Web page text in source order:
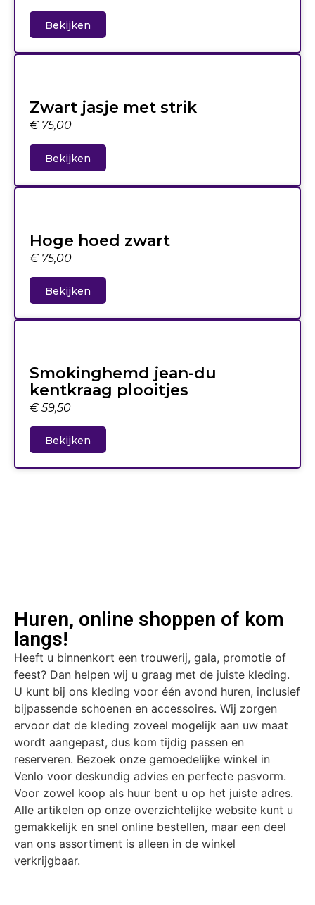
Bekijken
Zwart jasje met strik
€ 75,00
Bekijken
Hoge hoed zwart
€ 75,00
Bekijken
Smokinghemd jean-du
kentkraag plooitjes
€ 59,50
Bekijken
Huren, online shoppen of kom
langs!
Heeft u binnenkort een trouwerij, gala, promotie of
feest? Dan helpen wij u graag met de juiste kleding.
U kunt bij ons kleding voor één avond huren, inclusief
bijpassende schoenen en accessoires. Wij zorgen
ervoor dat de kleding zoveel mogelijk aan uw maat
wordt aangepast, dus kom tijdig passen en
reserveren. Bezoek onze gemoedelijke winkel in
Venlo voor deskundig advies en perfecte pasvorm.
Voor zowel koop als huur bent u op het juiste adres.
Alle artikelen op onze overzichtelijke website kunt u
gemakkelijk en snel online bestellen, maar een deel
van ons assortiment is alleen in de winkel
verkrijgbaar.